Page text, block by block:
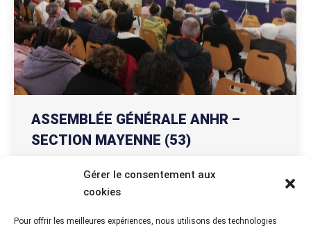
Gérer le consentement aux
cookies
Pour offrir les meilleures expériences, nous utilisons des technologies
ASSEMBLÉE GÉNÉRALE ANHR –
SECTION MAYENNE (53)
Assemblée Générale du mardi 19 mars 2024
Nationale des Hospitaliers Retraités (ANHR) de la